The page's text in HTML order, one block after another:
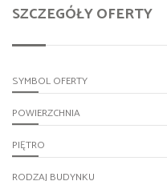
SZCZEGÓŁY OFERTY
SYMBOL OFERTY
POWIERZCHNIA
PIĘTRO
RODZAJ BUDYNKU